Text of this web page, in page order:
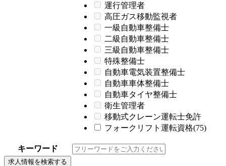
運行管理者
高圧ガス移動監視者
一級自動車整備士
二級自動車整備士
三級自動車整備士
特殊整備士
自動車電気装置整備士
自動車車体整備士
自動車タイヤ整備士
衛生管理者
移動式クレーン運転士免許
フォークリフト運転資格(75)
キーワード
求人情報を検索する